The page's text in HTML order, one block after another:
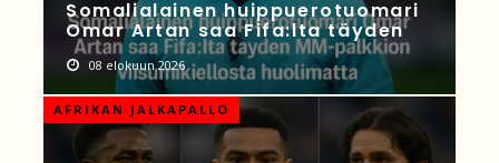
Somalialainen huippuerotuomari
Omar Artan saa Fifa:lta täyden
08 elokuun 2026
AFRIKAN JALKAPALLO